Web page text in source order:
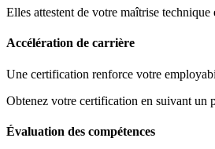
Elles attestent de votre maîtrise
Accélération de carrière
Une certification renforce votre
Obtenez votre certification en suivant un
Évaluation des compétences